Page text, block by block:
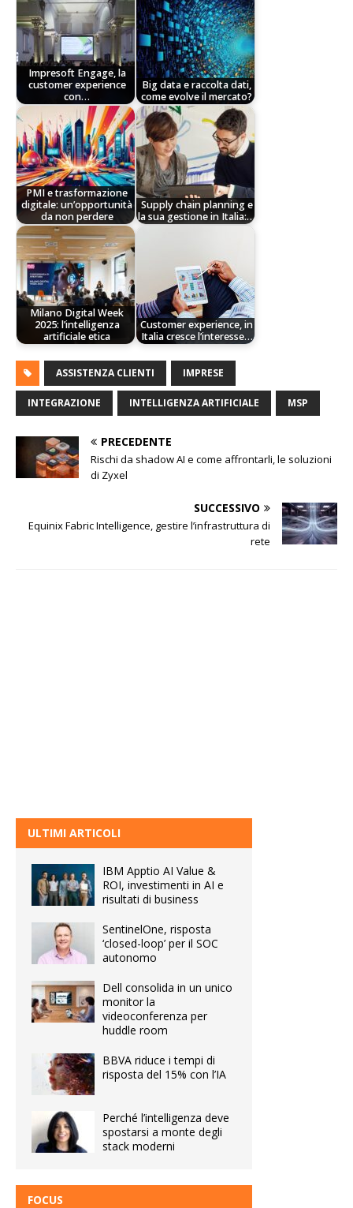
Impresoft Engage, la
customer experience
con…
Big data e raccolta dati,
come evolve il mercato?
PMI e trasformazione
digitale: un’opportunità
da non perdere
Supply chain planning e
la sua gestione in Italia:…
Milano Digital Week
2025: l’intelligenza
artificiale etica
Customer experience, in
Italia cresce l’interesse…
ASSISTENZA CLIENTI IMPRESE
INTEGRAZIONE INTELLIGENZA ARTIFICIALE MSP
PRECEDENTE
Rischi da shadow AI e come affrontarli, le soluzioni
di Zyxel
SUCCESSIVO
Equinix Fabric Intelligence, gestire l’infrastruttura di
rete
ULTIMI ARTICOLI
IBM Apptio AI Value &
ROI, investimenti in AI e
risultati di business
SentinelOne, risposta
‘closed-loop’ per il SOC
autonomo
Dell consolida in un unico
monitor la
videoconferenza per
huddle room
BBVA riduce i tempi di
risposta del 15% con l’IA
Perché l’intelligenza deve
spostarsi a monte degli
stack moderni
FOCUS